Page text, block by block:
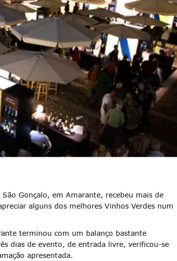
Gonçalo, em Amarante, recebeu mais de
alguns dos melhores Vinhos Verdes num
terminou com um balanço bastante
dias de evento, de entrada livre, verificou-se
apresentada.